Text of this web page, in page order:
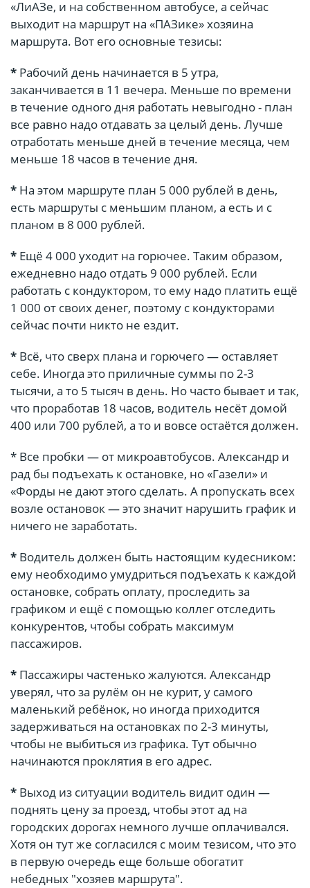
«ЛиАЗе, и на собственном автобусе, а сейчас
выходит на маршрут на «ПАЗике» хозяина
маршрута. Вот его основные тезисы:
* Рабочий день начинается в 5 утра,
заканчивается в 11 вечера. Меньше по времени
в течение одного дня работать невыгодно - план
все равно надо отдавать за целый день. Лучше
отработать меньше дней в течение месяца, чем
меньше 18 часов в течение дня.
* На этом маршруте план 5 000 рублей в день,
есть маршруты с меньшим планом, а есть и с
планом в 8 000 рублей.
* Ещё 4 000 уходит на горючее. Таким образом,
ежедневно надо отдать 9 000 рублей. Если
работать с кондуктором, то ему надо платить ещё
1 000 от своих денег, поэтому с кондукторами
сейчас почти никто не ездит.
* Всё, что сверх плана и горючего — оставляет
себе. Иногда это приличные суммы по 2-3
тысячи, а то 5 тысяч в день. Но часто бывает и так,
что проработав 18 часов, водитель несёт домой
400 или 700 рублей, а то и вовсе остаётся должен.
* Все пробки — от микроавтобусов. Александр и
рад бы подъехать к остановке, но «Газели» и
«Форды не дают этого сделать. А пропускать всех
возле остановок — это значит нарушить график и
ничего не заработать.
* Водитель должен быть настоящим кудесником:
ему необходимо умудриться подъехать к каждой
остановке, собрать оплату, проследить за
графиком и ещё с помощью коллег отследить
конкурентов, чтобы собрать максимум
пассажиров.
* Пассажиры частенько жалуются. Александр
уверял, что за рулём он не курит, у самого
маленький ребёнок, но иногда приходится
задерживаться на остановках по 2-3 минуты,
чтобы не выбиться из графика. Тут обычно
начинаются проклятия в его адрес.
* Выход из ситуации водитель видит один —
поднять цену за проезд, чтобы этот ад на
городских дорогах немного лучше оплачивался.
Хотя он тут же согласился с моим тезисом, что это
в первую очередь еще больше обогатит
небедных "хозяев маршрута".